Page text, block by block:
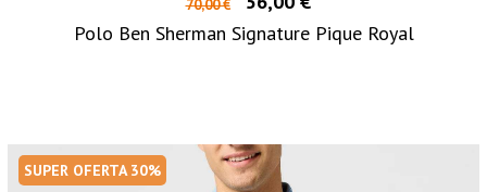
70,00 €
Polo Ben Sherman Signature Pique Royal
SUPER OFERTA 30%